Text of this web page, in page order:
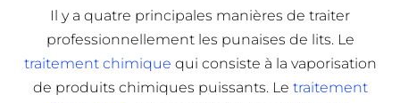
Il y a quatre principales manières de traiter
professionnellement les punaises de lits. Le
traitement chimique qui consiste à la vaporisation
de produits chimiques puissants. Le traitement